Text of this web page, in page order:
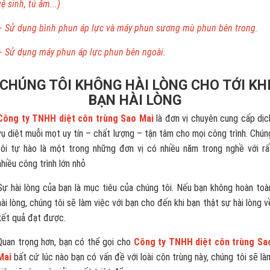
sinh, tủ âm...)
Sử dụng bình phun áp lực và máy phun sương mù phun bên trong.
Sử dụng máy phun áp lực phun bên ngoài.
TÔI KHÔNG HÀI LÒNG CHO TỚI
BẠN HÀI LÒNG
ty TNHH diệt côn trùng Sao Mailà đơn vị chuyên cung cấp
diệt muỗi mọt uy tín – chất lượng – tận tâm cho mọi công trình.
tự hào là một trong những đơn vị có nhiều năm trong nghề với
công trình lớn nhỏ
hài lòng của bạn là mục tiêu của chúng tôi. Nếu bạn không hoàn
lòng, chúng tôi sẽ làm việc với bạn cho đến khi bạn thật sự hài lòng
quả đạt được.
trọng hơn, bạn có thể gọi cho Công ty TNHH diệt côn trùng
bất cứ lúc nào bạn có vấn đề với loài côn trùng này, chúng tôi sẽ